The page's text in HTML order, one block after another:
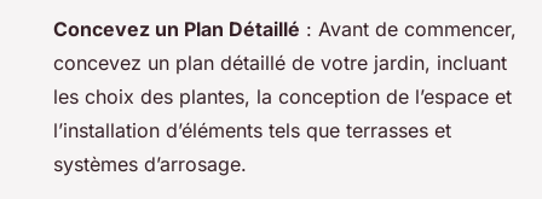
Concevez un Plan Détaillé : Avant de commencer,
concevez un plan détaillé de votre jardin, incluant
les choix des plantes, la conception de l’espace et
l’installation d’éléments tels que terrasses et
systèmes d’arrosage.